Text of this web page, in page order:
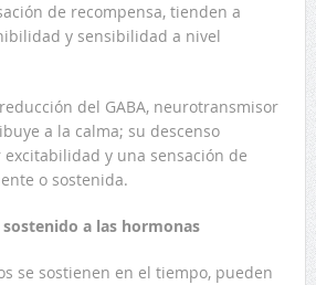
de recompensa, tienden a
y sensibilidad a nivel
del GABA, neurotransmisor
a la calma; su descenso
y una sensación de
o sostenida.
a las hormonas
se sostienen en el tiempo, pueden